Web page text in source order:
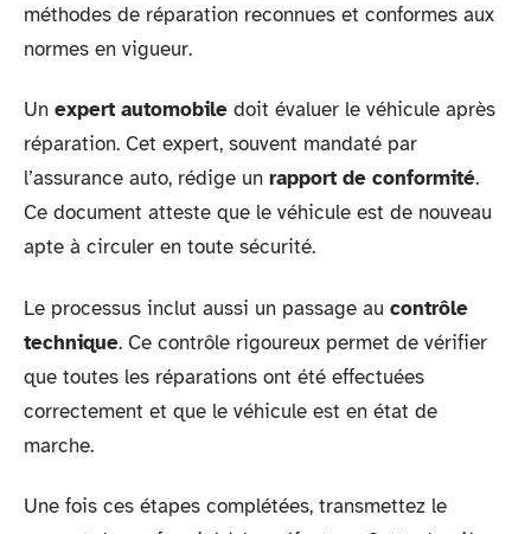
méthodes de réparation reconnues et conformes aux
normes en vigueur.
Un expert automobile doit évaluer le véhicule après
réparation. Cet expert, souvent mandaté par
l’assurance auto, rédige un rapport de conformité.
Ce document atteste que le véhicule est de nouveau
apte à circuler en toute sécurité.
Le processus inclut aussi un passage au contrôle
technique. Ce contrôle rigoureux permet de vérifier
que toutes les réparations ont été effectuées
correctement et que le véhicule est en état de
marche.
Une fois ces étapes complétées, transmettez le